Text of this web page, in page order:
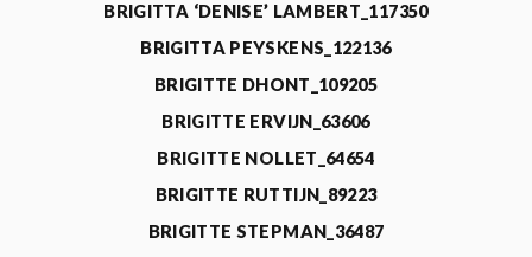
BRIGITTA ‘DENISE’ LAMBERT_117350
BRIGITTA PEYSKENS_122136
BRIGITTE DHONT_109205
BRIGITTE ERVIJN_63606
BRIGITTE NOLLET_64654
BRIGITTE RUTTIJN_89223
BRIGITTE STEPMAN_36487